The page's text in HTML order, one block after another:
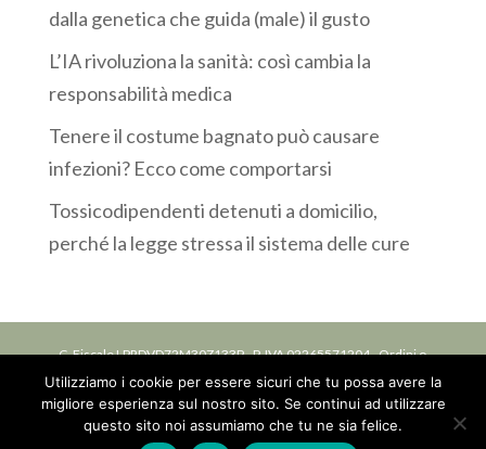
dalla genetica che guida (male) il gusto
L’IA rivoluziona la sanità: così cambia la
responsabilità medica
Tenere il costume bagnato può causare
infezioni? Ecco come comportarsi
Tossicodipendenti detenuti a domicilio,
perché la legge stressa il sistema delle cure
C. Fiscale LPRDVD72M30Z133P - P. IVA 02265571204 - Ordini o
Collegi: Iscrizione ordine delle professioni infermieristiche OPI
della Provincia di Bologna, n. 6588 DEL 07/07/1994 -Privacy
Utilizziamo i cookie per essere sicuri che tu possa avere la
migliore esperienza sul nostro sito. Se continui ad utilizzare
questo sito noi assumiamo che tu ne sia felice.